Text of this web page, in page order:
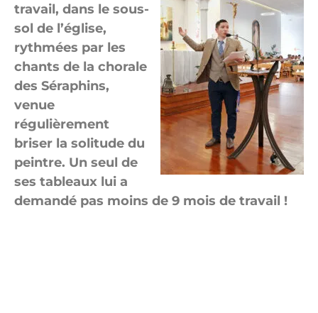
travail, dans le sous-
sol de l’église,
rythmées par les
chants de la chorale
des Séraphins,
venue
régulièrement
briser la solitude du
peintre. Un seul de
ses tableaux lui a
demandé pas moins de 9 mois de travail !